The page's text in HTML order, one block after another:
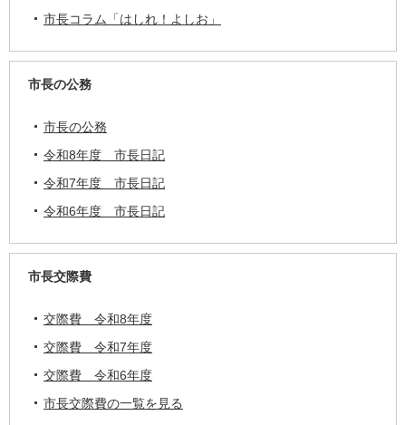
市長コラム「はしれ！よしお」
市長の公務
市長の公務
令和8年度 市長日記
令和7年度 市長日記
令和6年度 市長日記
市長交際費
交際費 令和8年度
交際費 令和7年度
交際費 令和6年度
市長交際費の一覧を見る